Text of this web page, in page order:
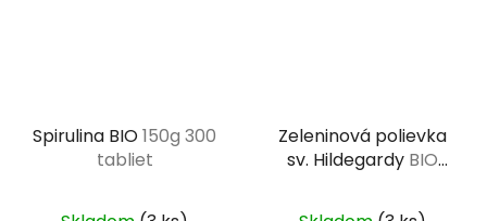
Spirulina BIO150g 300
tabliet
Zeleninová polievka
sv. Hildegardy BIO